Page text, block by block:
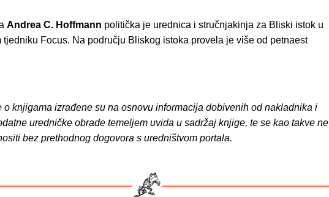
Andrea C. Hoffmann politička je urednica i stručnjakinja za Bliski istok u
tjedniku Focus. Na području Bliskog istoka provela je više od petnaest
knjigama izrađene su na osnovu informacija dobivenih od nakladnika i
uredničke obrade temeljem uvida u sadržaj knjige, te se kao takve ne
bez prethodnog dogovora s uredništvom portala.